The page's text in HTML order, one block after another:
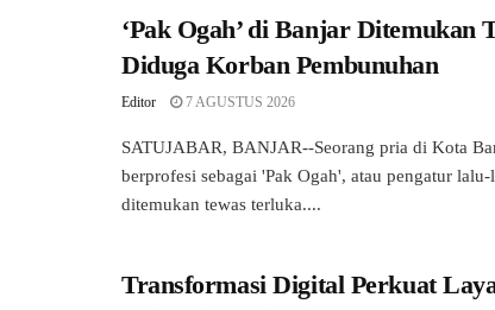
‘Pak Ogah’ di Banjar Ditemukan
Diduga Korban Pembunuhan
Editor 7 AGUSTUS 2026
SATUJABAR, BANJAR--Seorang pria di Kota
berprofesi sebagai 'Pak Ogah', atau pengatur lalu-
ditemukan tewas terluka....
Transformasi Digital Perkuat